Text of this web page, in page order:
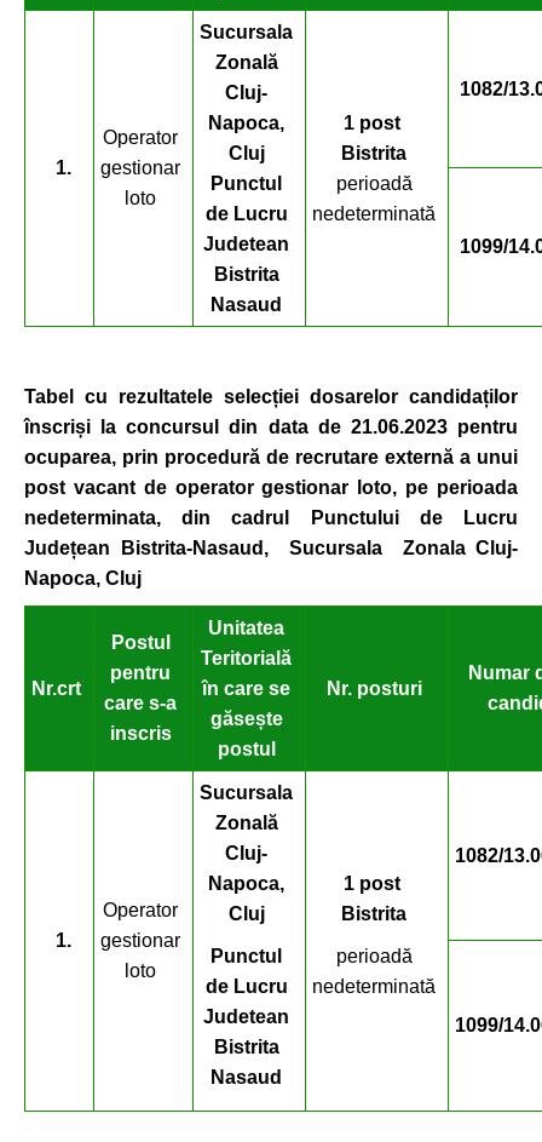
1.
Operator
gestionar
loto
Sucursala
Zonală
Cluj-
Napoca,
Cluj
Punctul
de Lucru
Judetean
Bistrita
Nasaud
1 post
Bistrita
perioadă
nedeterminată
1082/
1099/
Tabel cu rezultatele selecției dosarelor candidaților
înscriși
la concursul din data de 21.06.2023 pentru
ocuparea, prin procedură de recrutare externă a unui
post vacant de operator gestionar loto, pe perioada
nedeterminata, din cadrul Punctului de Lucru
Județean Bistrita-Nasaud,
Sucursala Zonala Cluj-
Napoca, Cluj
Nr.crt
Postul
pentru
care s-a
inscris
Unitatea
Teritorială
în care se
găsește
postul
Nr. posturi
Numar
1.
Operator
gestionar
loto
Sucursala
Zonală
Cluj-
Napoca,
Cluj
Punctul
de Lucru
Judetean
Bistrita
Nasaud
1 post
Bistrita
perioadă
nedeterminată
1082/
1099/